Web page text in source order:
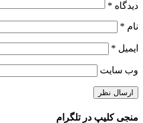
دیدگاه *
نام *
ایمیل *
وب‌ سایت
منجی کلیپ در تلگرام